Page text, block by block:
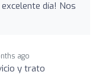
día! Nos
ago
y trato